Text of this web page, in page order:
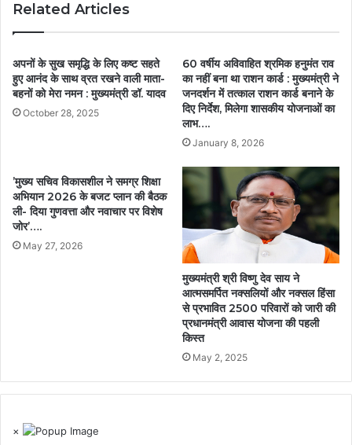
Related Articles
अपनों के सुख समृद्धि के लिए कष्ट सहते
हुए आनंद के साथ व्रत रखने वाली माता-
बहनों को मेरा नमन : मुख्यमंत्री डॉ. यादव
October 28, 2025
60 वर्षीय अविवाहित श्रमिक हनुमंत राव
का नहीं बना था राशन कार्ड : मुख्यमंत्री ने
जनदर्शन में तत्काल राशन कार्ड बनाने के
दिए निर्देश, मिलेगा शासकीय योजनाओं का
लाभ….
January 8, 2026
’मुख्य सचिव विकासशील ने समग्र शिक्षा
अभियान 2026 के बजट प्लान की बैठक
ली- दिया गुणवत्ता और नवाचार पर विशेष
जोर’….
May 27, 2026
मुख्यमंत्री श्री विष्णु देव साय ने
आत्मसमर्पित नक्सलियों और नक्सल हिंसा
से प्रभावित 2500 परिवारों को जारी की
प्रधानमंत्री आवास योजना की पहली
किस्त
May 2, 2025
×